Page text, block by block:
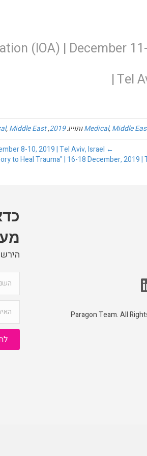
בית פתרונות כנסים
(IOA) | December
| Tel
Medical,Middle ותוייג2019
,
,Middle East
← ICI Meeting 2019 – The Premier International Meeting for Innovations in Cardiovascular Systems | December 8-10, 2019 | Tel Aviv, Israel